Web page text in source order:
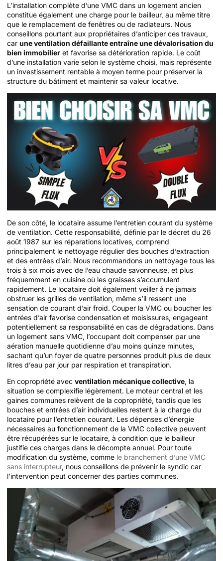
L’installation complète d’une VMC dans un logement ancien
constitue également une charge pour le bailleur, au même titre
que le remplacement de fenêtres ou de radiateurs. Nous
conseillons pourtant aux propriétaires d’anticiper ces travaux,
car une ventilation défaillante entraîne une dévalorisation du
bien immobilier et favorise sa détérioration rapide. Le coût
d’une installation varie selon le système choisi, mais représente
un investissement rentable à moyen terme pour préserver la
structure du bâtiment et maintenir sa valeur locative.
De son côté, le locataire assume l’entretien courant du système
de ventilation. Cette responsabilité, définie par le décret du 26
août 1987 sur les réparations locatives, comprend
principalement le nettoyage régulier des bouches d’extraction
et des entrées d’air. Nous recommandons un nettoyage tous les
trois à six mois avec de l’eau chaude savonneuse, et plus
fréquemment en cuisine où les graisses s’accumulent
rapidement. Le locataire doit également veiller à ne jamais
obstruer les grilles de ventilation, même s’il ressent une
sensation de courant d’air froid. Couper la VMC ou boucher les
entrées d’air favorise condensation et moisissures, engageant
potentiellement sa responsabilité en cas de dégradations. Dans
un logement sans VMC, l’occupant doit compenser par une
aération manuelle quotidienne d’au moins quinze minutes,
sachant qu’un foyer de quatre personnes produit plus de deux
litres d’eau par jour par respiration et transpiration.
En copropriété avec ventilation mécanique collective, la
situation se complexifie légèrement. Le moteur central et les
gaines communes relèvent de la copropriété, tandis que les
bouches et entrées d’air individuelles restent à la charge du
locataire pour l’entretien courant. Les dépenses d’énergie
nécessaires au fonctionnement de la VMC collective peuvent
être récupérées sur le locataire, à condition que le bailleur
justifie ces charges dans le décompte annuel. Pour toute
modification du système, comme le branchement d’une VMC
sans interrupteur, nous conseillons de prévenir le syndic car
l’intervention peut concerner des parties communes.